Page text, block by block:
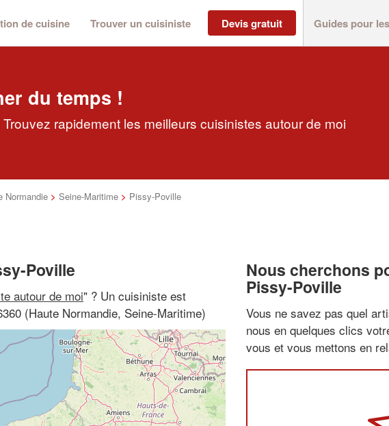
de cuisine Trouver un cuisiniste Devis gratuit Guides pour
du temps !
rapidement les meilleurs cuisinistes autour de moi
Normandie > Seine-Maritime > Pissy-Poville
Poville
autour de moi" ? Un cuisiniste est
(Haute Normandie, Seine-Maritime)
Nous cherchons
Pissy-Poville
Vous ne savez pas quel
nous en quelques clics
vous et vous mettons en